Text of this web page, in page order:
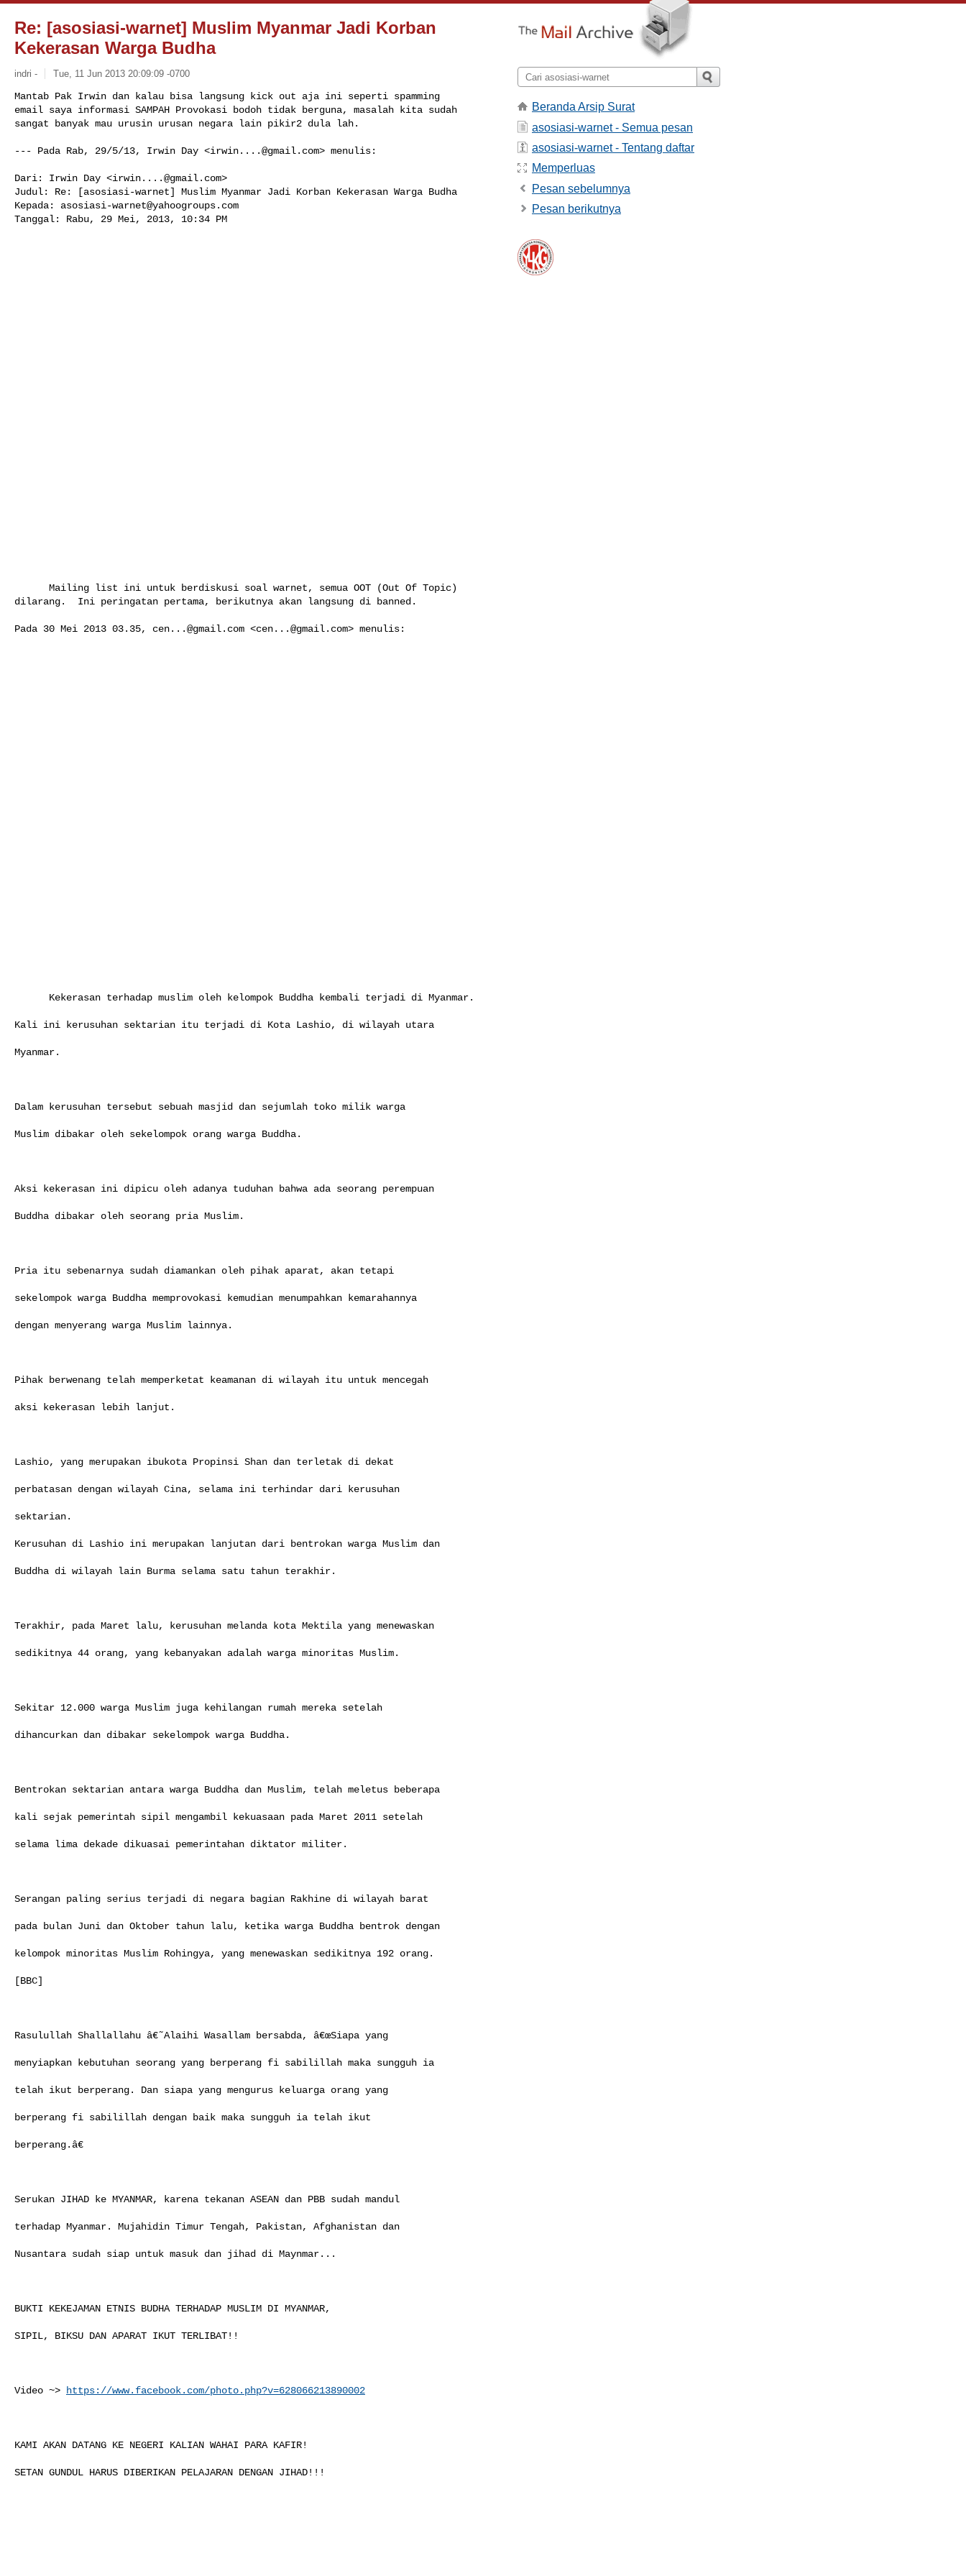
Re: [asosiasi-warnet] Muslim Myanmar Jadi Korban
Kekerasan Warga Budha
indri - Tue, 11 Jun 2013 20:09:09 -0700
Mantab Pak Irwin dan kalau bisa langsung kick out aja ini seperti spamming
email saya informasi SAMPAH Provokasi bodoh tidak berguna, masalah kita sudah
sangat banyak mau urusin urusan negara lain pikir2 dula lah.
--- Pada Rab, 29/5/13, Irwin Day <irwin....@gmail.com> menulis:
Dari: Irwin Day <irwin....@gmail.com>
Judul: Re: [asosiasi-warnet] Muslim Myanmar Jadi Korban Kekerasan Warga Budha
Kepada: asosiasi-warnet@yahoogroups.com
Tanggal: Rabu, 29 Mei, 2013, 10:34 PM
dilarang.  Ini peringatan pertama, berikutnya akan langsung di banned.
Pada 30 Mei 2013 03.35, cen...@gmail.com <cen...@gmail.com> menulis:
Kali ini kerusuhan sektarian itu terjadi di Kota Lashio, di wilayah utara
Myanmar.
Dalam kerusuhan tersebut sebuah masjid dan sejumlah toko milik warga
Muslim dibakar oleh sekelompok orang warga Buddha.
Aksi kekerasan ini dipicu oleh adanya tuduhan bahwa ada seorang perempuan
Buddha dibakar oleh seorang pria Muslim.
Pria itu sebenarnya sudah diamankan oleh pihak aparat, akan tetapi
sekelompok warga Buddha memprovokasi kemudian menumpahkan kemarahannya
dengan menyerang warga Muslim lainnya.
Pihak berwenang telah memperketat keamanan di wilayah itu untuk mencegah
aksi kekerasan lebih lanjut.
Lashio, yang merupakan ibukota Propinsi Shan dan terletak di dekat
perbatasan dengan wilayah Cina, selama ini terhindar dari kerusuhan
sektarian.
Kerusuhan di Lashio ini merupakan lanjutan dari bentrokan warga Muslim dan
Buddha di wilayah lain Burma selama satu tahun terakhir.
Terakhir, pada Maret lalu, kerusuhan melanda kota Mektila yang menewaskan
sedikitnya 44 orang, yang kebanyakan adalah warga minoritas Muslim.
Sekitar 12.000 warga Muslim juga kehilangan rumah mereka setelah
dihancurkan dan dibakar sekelompok warga Buddha.
Bentrokan sektarian antara warga Buddha dan Muslim, telah meletus beberapa
kali sejak pemerintah sipil mengambil kekuasaan pada Maret 2011 setelah
selama lima dekade dikuasai pemerintahan diktator militer.
Serangan paling serius terjadi di negara bagian Rakhine di wilayah barat
pada bulan Juni dan Oktober tahun lalu, ketika warga Buddha bentrok dengan
kelompok minoritas Muslim Rohingya, yang menewaskan sedikitnya 192 orang.
[BBC]
Rasulullah Shallallahu â€˜Alaihi Wasallam bersabda, â€œSiapa yang
menyiapkan kebutuhan seorang yang berperang fi sabilillah maka sungguh ia
telah ikut berperang. Dan siapa yang mengurus keluarga orang yang
berperang fi sabilillah dengan baik maka sungguh ia telah ikut
berperang.â€
Serukan JIHAD ke MYANMAR, karena tekanan ASEAN dan PBB sudah mandul
terhadap Myanmar. Mujahidin Timur Tengah, Pakistan, Afghanistan dan
Nusantara sudah siap untuk masuk dan jihad di Maynmar...
BUKTI KEKEJAMAN ETNIS BUDHA TERHADAP MUSLIM DI MYANMAR,
SIPIL, BIKSU DAN APARAT IKUT TERLIBAT!!
Video ~> https://www.facebook.com/photo.php?v=628066213890002
KAMI AKAN DATANG KE NEGERI KALIAN WAHAI PARA KAFIR!
SETAN GUNDUL HARUS DIBERIKAN PELAJARAN DENGAN JIHAD!!!
Beranda Arsip Surat
asosiasi-warnet - Semua pesan
asosiasi-warnet - Tentang daftar
Memperluas
Pesan sebelumnya
Pesan berikutnya